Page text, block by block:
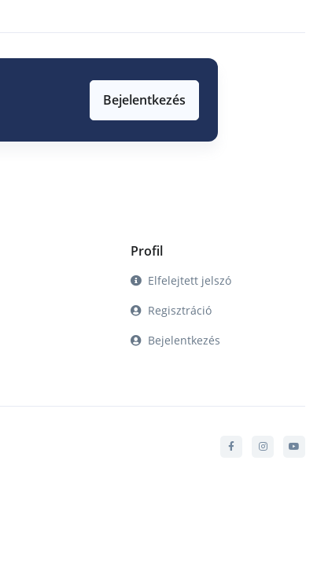
Bejelentkezés
Profil
Elfelejtett jelszó
Regisztráció
Bejelentkezés